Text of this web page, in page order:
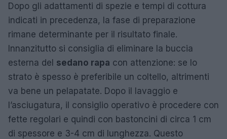
Dopo gli adattamenti di spezie e tempi di cottura
indicati in precedenza, la fase di preparazione
rimane determinante per il risultato finale.
Innanzitutto si consiglia di eliminare la buccia
esterna del sedano rapa con attenzione: se lo
strato è spesso è preferibile un coltello, altrimenti
va bene un pelapatate. Dopo il lavaggio e
l’asciugatura, il consiglio operativo è procedere con
fette regolari e quindi con bastoncini di circa 1 cm
di spessore e 3-4 cm di lunghezza. Questo